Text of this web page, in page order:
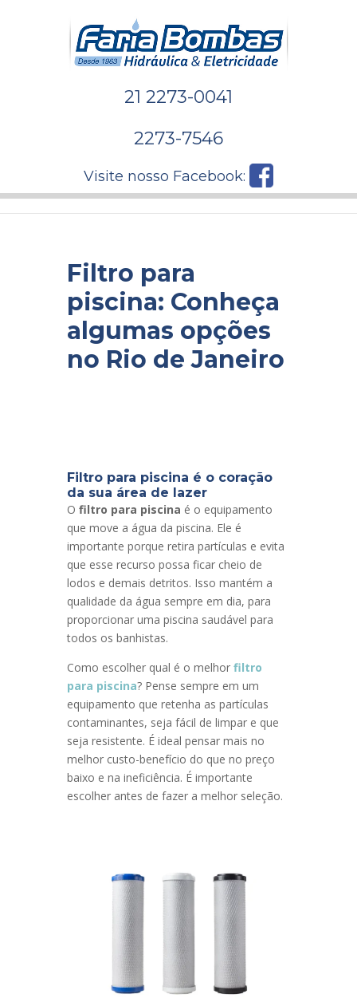
21 2273-0041
2273-7546
Visite nosso Facebook:
Filtro para
piscina: Conheça
algumas opções
no Rio de Janeiro
Filtro para piscina é o coração
da sua área de lazer
O filtro para piscina é o equipamento
que move a água da piscina. Ele é
importante porque retira partículas e evita
que esse recurso possa ficar cheio de
lodos e demais detritos. Isso mantém a
qualidade da água sempre em dia, para
proporcionar uma piscina saudável para
todos os banhistas.
Como escolher qual é o melhor filtro
para piscina? Pense sempre em um
equipamento que retenha as partículas
contaminantes, seja fácil de limpar e que
seja resistente. É ideal pensar mais no
melhor custo-benefício do que no preço
baixo e na ineficiência. É importante
escolher antes de fazer a melhor seleção.